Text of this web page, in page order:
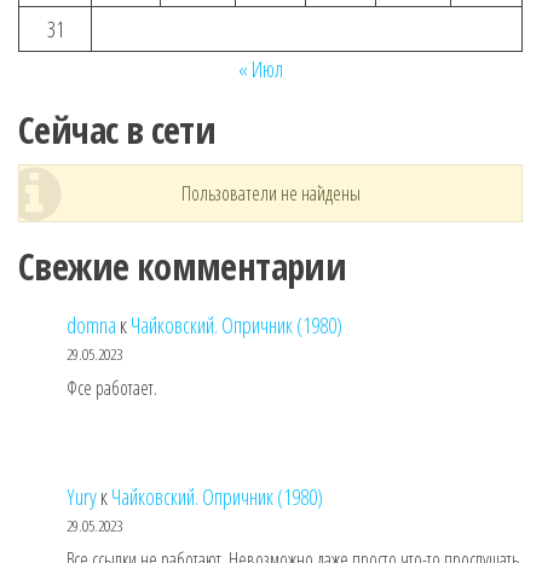
31
« Июл
Сейчас в сети
Пользователи не найдены
Свежие комментарии
domna кЧайковский. Опричник (1980)
29.05.2023
Фсе работает.
YuryкЧайковский. Опричник (1980)
29.05.2023